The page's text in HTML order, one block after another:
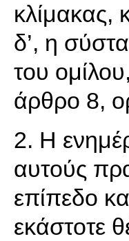
κλίμακας,
δ’, η
του
άρθρο 8,
2. Η
αυτούς
επίπεδο
εκάστοτε